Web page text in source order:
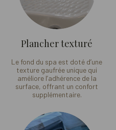
Plancher texturé
Le fond du spa est doté d’une
texture gaufrée unique qui
améliore l’adhérence de la
surface, offrant un confort
supplémentaire.